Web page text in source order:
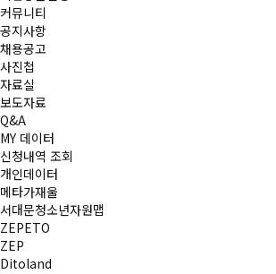
커뮤니티
공지사항
채용공고
사진첩
자료실
보도자료
Q&A
MY 데이터
신청내역 조회
개인데이터
메타가재울
서대문청소년자원맵
ZEPETO
ZEP
Ditoland